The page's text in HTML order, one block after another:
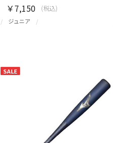
ジュニア
￥7,150 (税込)
SALE